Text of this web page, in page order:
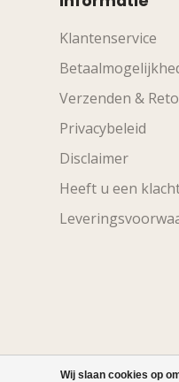
Wij slaan cookies op
Klantenservice
Verzenden &
Privacybeleid
Disclaimer
Heeft u een